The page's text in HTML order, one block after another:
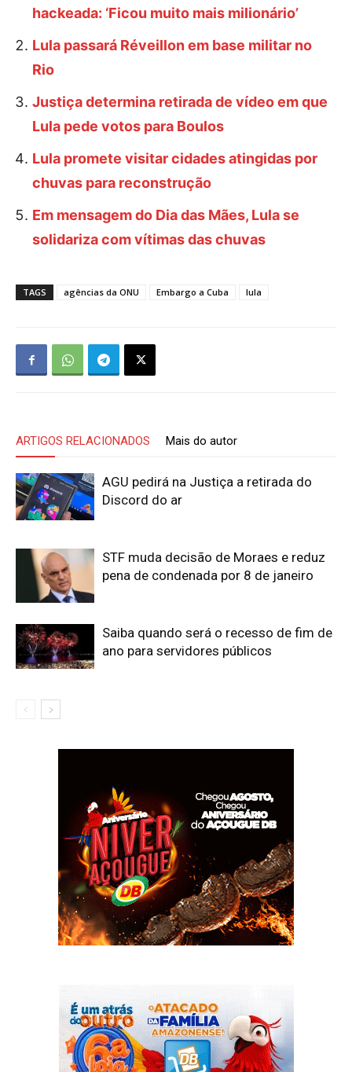
hackeada: ‘Ficou muito mais milionário’
Lula passará Réveillon em base militar no
Rio
Justiça determina retirada de vídeo em que
Lula pede votos para Boulos
Lula promete visitar cidades atingidas por
chuvas para reconstrução
Em mensagem do Dia das Mães, Lula se
solidariza com vítimas das chuvas
TAGS agências da ONU Embargo a Cuba lula
ARTIGOS RELACIONADOS Mais do autor
AGU pedirá na Justiça a retirada do
Discord do ar
STF muda decisão de Moraes e reduz
pena de condenada por 8 de janeiro
Saiba quando será o recesso de fim de
ano para servidores públicos